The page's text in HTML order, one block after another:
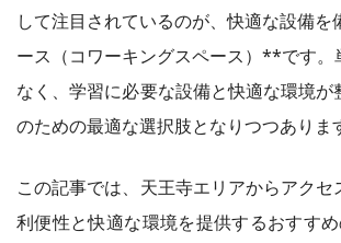
して注目されているのが、快適な設備
ース（コワーキングスペース）**です。
なく、学習に必要な設備と快適な環境が
のための最適な選択肢となりつつありま
この記事では、天王寺エリアからアクセ
利便性と快適な環境を提供するおすす